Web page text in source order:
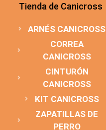
Tienda de Canicross
ARNÉS CANICROSS
CORREA
CANICROSS
CINTURÓN
CANICROSS
KIT CANICROSS
ZAPATILLAS DE
PERRO